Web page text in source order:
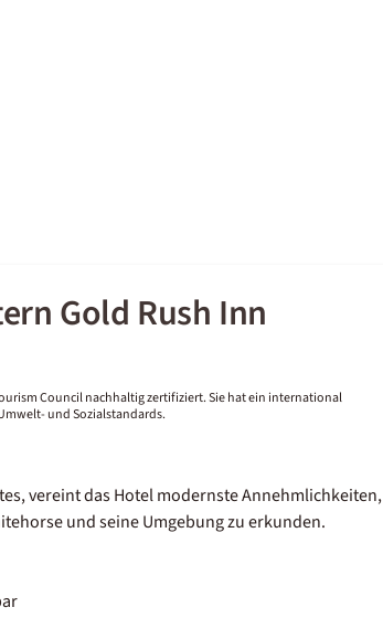
Gold Rush Inn
Council nachhaltig zertifiziert. Sie hat ein international
und Sozialstandards.
vereint das Hotel modernste Annehmlichkeiten,
und seine Umgebung zu erkunden.